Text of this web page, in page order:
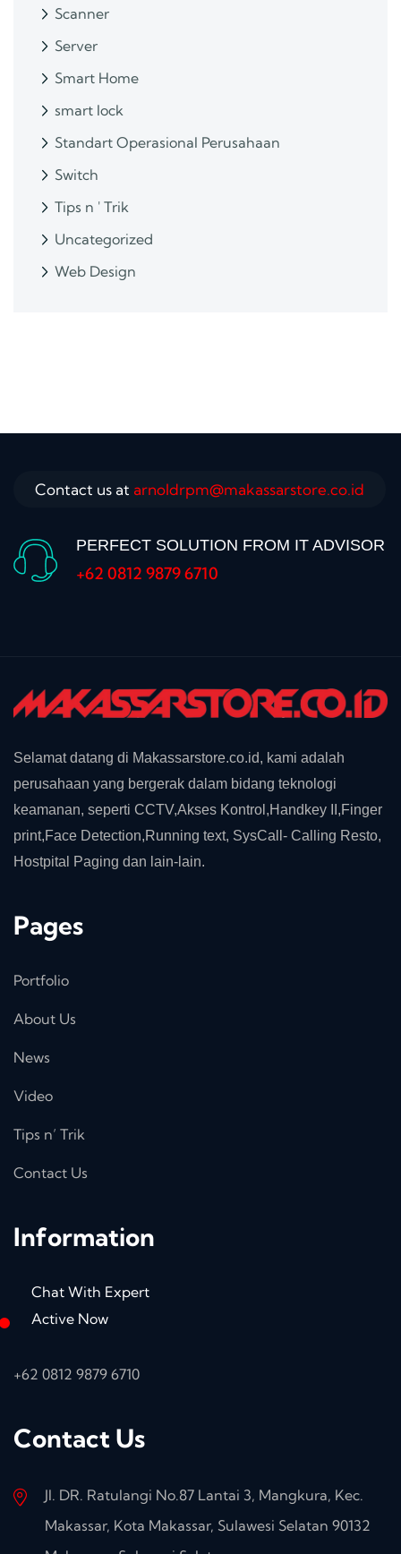
Scanner
Server
Smart Home
smart lock
Standart Operasional Perusahaan
Switch
Tips n ' Trik
Uncategorized
Web Design
Contact us at arnoldrpm@makassarstore.co.id
PERFECT SOLUTION FROM IT ADVISOR
+62 0812 9879 6710
Selamat datang di Makassarstore.co.id, kami adalah
perusahaan yang bergerak dalam bidang teknologi
keamanan, seperti CCTV,Akses Kontrol,Handkey II,Finger
print,Face Detection,Running text, SysCall- Calling Resto,
Hostpital Paging dan lain-lain.
Pages
Portfolio
About Us
News
Video
Tips n’ Trik
Contact Us
Information
Chat With Expert
Active Now
+62 0812 9879 6710
Contact Us
Jl. DR. Ratulangi No.87 Lantai 3, Mangkura, Kec.
Makassar, Kota Makassar, Sulawesi Selatan 90132